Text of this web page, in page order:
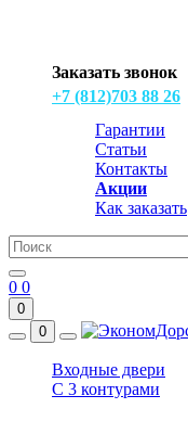
Заказать звонок
+7 (812)703 88 26
Гарантии
Статьи
Контакты
Акции
Как заказать
0 0
0
0
Входные двери
С 3 контурами